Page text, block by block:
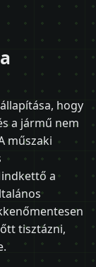
hogy
a jármű nem
műszaki
a
tisztázni,